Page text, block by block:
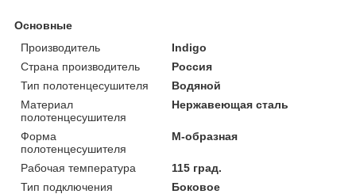
Основные
Производитель
Indigo
Страна производитель
Россия
Тип полотенцесушителя
Водяной
Материал
полотенцесушителя
Нержавеющая сталь
Форма
полотенцесушителя
M-образная
Рабочая температура
115 град.
Тип подключения
Боковое